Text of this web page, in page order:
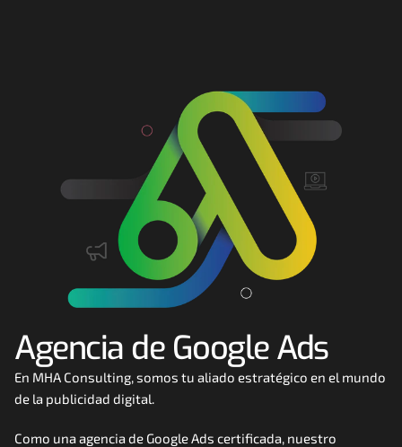
Google Ads
Desarrollo Web
Automatización
RESOURCES
Blog
Agencia de Google Ads
En MHA Consulting, somos tu aliado estratégico en el mundo
de la publicidad digital.
Como una agencia de Google Ads certificada, nuestro